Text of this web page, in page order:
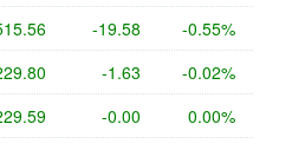
-19.58 -0.55%
-1.63 -0.02%
-0.00 0.00%